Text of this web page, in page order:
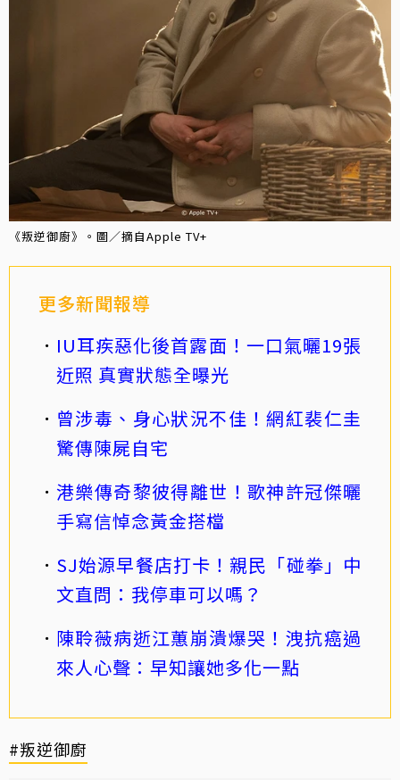
《叛逆御廚》。圖／摘自Apple TV+
更多新聞報導
IU耳疾惡化後首露面！一口氣曬19張
近照 真實狀態全曝光
曾涉毒、身心狀況不佳！網紅裴仁圭
驚傳陳屍自宅
港樂傳奇黎彼得離世！歌神許冠傑曬
手寫信悼念黃金搭檔
SJ始源早餐店打卡！親民「碰拳」中
文直問：我停車可以嗎？
陳聆薇病逝江蕙崩潰爆哭！洩抗癌過
來人心聲：早知讓她多化一點
#叛逆御廚